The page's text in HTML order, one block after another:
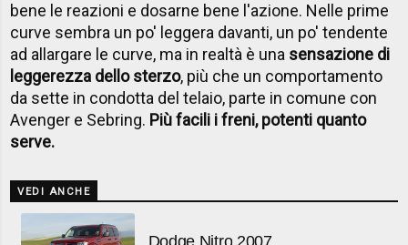
bene le reazioni e dosarne bene l'azione. Nelle prime
curve sembra un po' leggera davanti, un po' tendente
ad allargare le curve, ma in realtà è una sensazione di
leggerezza dello sterzo, più che un comportamento
da sette in condotta del telaio, parte in comune con
Avenger e Sebring. Più facili i freni, potenti quanto
serve.
VEDI ANCHE
Dodge Nitro 2007